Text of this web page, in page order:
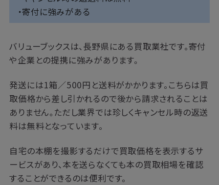
・寄付に強みがある
バリューブックスは、長野県にある買取業社です。寄付
や企業との提携に強みがあります。
発送には1箱／500円と送料がかかります。こちらは買
取価格から差し引かれるので後から請求されることは
ありません。ただし業界では珍しくキャンセル時の返送
料は無料となっています。
自宅の本棚を撮影するだけで買取価格を表示するサ
ービスがあり、本を送らなくても本の買取相場を確認
することができるのは便利です。